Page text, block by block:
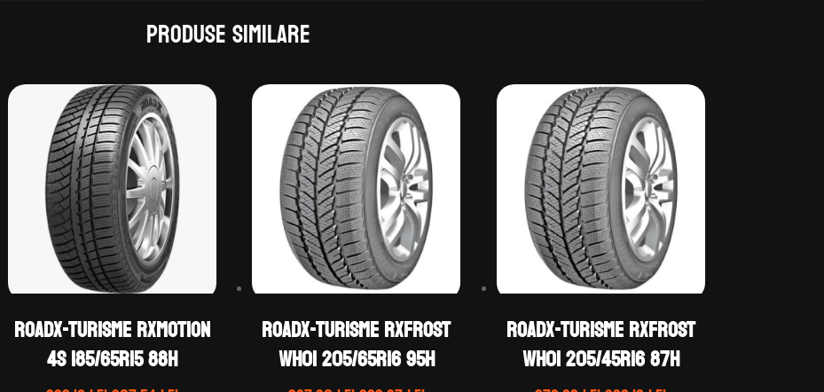
Produse similare
ROADX-TURISME RXMOTION
4S 185/65R15 88H
ROADX-TURISME RXFROST
WH01 205/65R16 95H
ROADX-TURISME RXFROST
WH01 205/45R16 87H